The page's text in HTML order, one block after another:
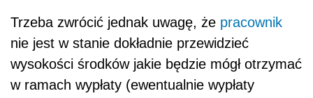
Trzeba zwrócić jednak uwagę, że pracownik
nie jest w stanie dokładnie przewidzieć
wysokości środków jakie będzie mógł otrzymać
w ramach wypłaty (ewentualnie wypłaty